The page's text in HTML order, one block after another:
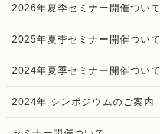
2026年夏季セミナー開催ついて
2025年夏季セミナー開催ついて
2024年夏季セミナー開催ついて
2024年 シンポジウムのご案内